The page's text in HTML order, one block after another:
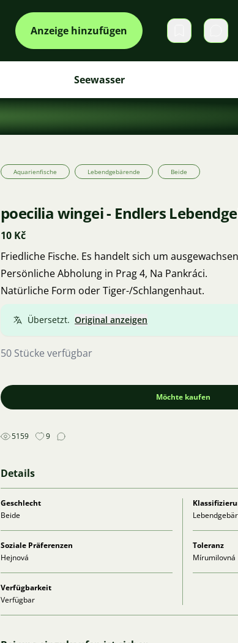
Anzeige hinzufügen
Seewasser
Aquarienfische Lebendgebärende Beide
poecilia wingei - Endlers
10 Kč
Friedliche Fische. Es handelt sich um
Persönliche Abholung in Prag 4, Na Pankráci.
Natürliche Form oder Tiger-/Schlangenhaut.
Übersetzt. Original anzeigen
50 Stücke verfügbar
Möchte kaufen
5159 9
Details
Geschlecht
Beide
Soziale Präferenzen
Hejnová
Toleranz
Mírumilovná
Verfügbarkeit
Verfügbar